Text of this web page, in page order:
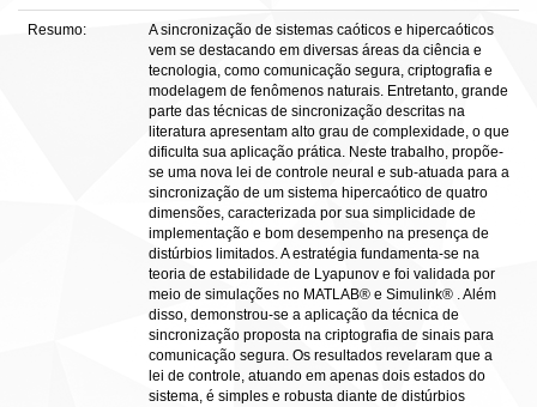
Resumo:
A sincronização de sistemas caóticos e hipercaóticos
vem se destacando em diversas áreas da ciência e
tecnologia, como comunicação segura, criptografia e
modelagem de fenômenos naturais. Entretanto, grande
parte das técnicas de sincronização descritas na
literatura apresentam alto grau de complexidade, o que
dificulta sua aplicação prática. Neste trabalho, propõe-
se uma nova lei de controle neural e sub-atuada para a
sincronização de um sistema hipercaótico de quatro
dimensões, caracterizada por sua simplicidade de
implementação e bom desempenho na presença de
distúrbios limitados. A estratégia fundamenta-se na
teoria de estabilidade de Lyapunov e foi validada por
meio de simulações no MATLAB® e Simulink® . Além
disso, demonstrou-se a aplicação da técnica de
sincronização proposta na criptografia de sinais para
comunicação segura. Os resultados revelaram que a
lei de controle, atuando em apenas dois estados do
sistema, é simples e robusta diante de distúrbios